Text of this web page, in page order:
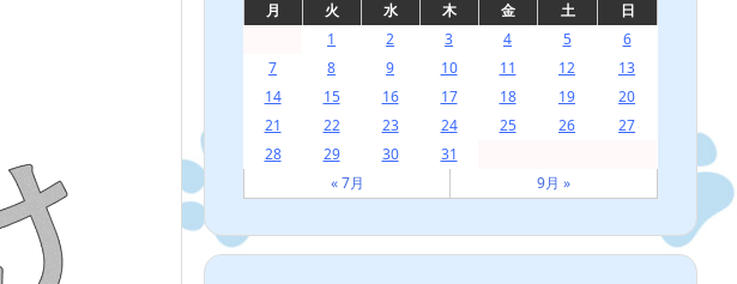
月
火 水 木 金 土
日
1
2 3 4 5
6
7
8 9 10 11 12
13
14
15 16 17 18 19
20
21
22 23 24 25 26
27
28
29 30
31
« 7月
9月 »